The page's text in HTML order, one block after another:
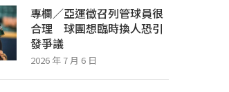
專欄／亞運徵召列管球員很
合理 球團想臨時換人恐引
發爭議
2026 年 7 月 6 日